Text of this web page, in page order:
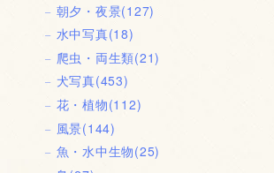
朝夕・夜景(127)
水中写真(18)
爬虫・両生類(21)
犬写真(453)
花・植物(112)
風景(144)
魚・水中生物(25)